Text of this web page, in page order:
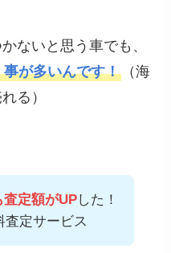
ないと思う車でも、
が多いんです！ （海
る）
査定額がUPした！
査定サービス